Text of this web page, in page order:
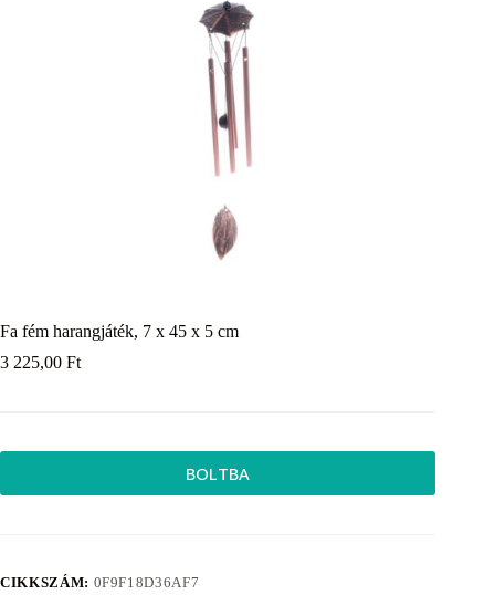
Fa fém harangjáték, 7 x 45 x 5 cm
3 225,00 Ft
BOLTBA
CIKKSZÁM: 0F9F18D36AF7